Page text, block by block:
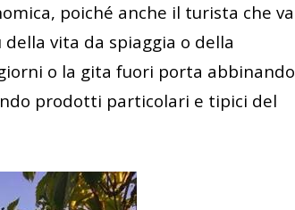
poiché anche il turista che va
vita da spiaggia o della
o la gita fuori porta abbinando
prodotti particolari e tipici del